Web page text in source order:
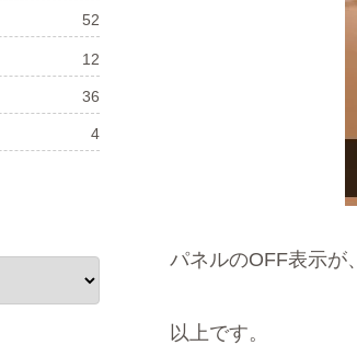
パネルのOFF表示が、
以上です。
52
12
36
4